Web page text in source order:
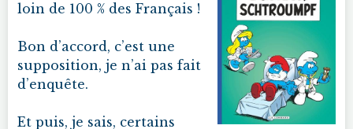
loin de 100 % des Français !
Bon d’accord, c’est une
supposition, je n’ai pas fait
d’enquête.
Et puis, je sais, certains